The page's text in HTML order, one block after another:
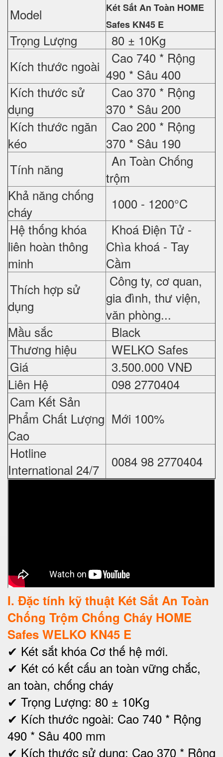
Model
Két Sắt An Toàn HOME
Safes KN45 E
Trọng Lượng
80 ± 10Kg
Kích thước ngoài
Cao 740 * Rộng
490 * Sâu 400
Kích thước sử
dụng
Cao 370 * Rộng
370 * Sâu 200
Kích thước ngăn
kéo
Cao 200 * Rộng
370 * Sâu 190
Tính năng
An Toàn Chống
trộm
Khả năng chống
cháy
1000 - 1200°C
Hệ thống khóa
liên hoàn thông
minh
Khoá Điện Tử -
Chìa khoá - Tay
Cầm
Thích hợp sử
dụng
Công ty, cơ quan,
gia đình, thư viện,
văn phòng...
Mầu sắc
Black
Thương hiệu
WELKO Safes
Giá
3.500.000 VNĐ
Liên Hệ
098 2770404
Cam Kết Sản
Phẩm Chất Lượng
Cao
Mới 100%
Hotline
International 24/7
0084 98 2770404
I. Đặc tính kỹ thuật Két Sắt An Toàn
Chống Trộm Chống Cháy HOME
Safes WELKO KN45 E
✔ Két sắt khóa Cơ thế hệ mới.
✔ Két có kết cấu an toàn vững chắc,
an toàn, chống cháy
✔ Trọng Lượng: 80 ± 10Kg
✔ Kích thước ngoài: Cao 740 * Rộng
490 * Sâu 400 mm
✔ Kích thước sử dụng: Cao 370 * Rộng